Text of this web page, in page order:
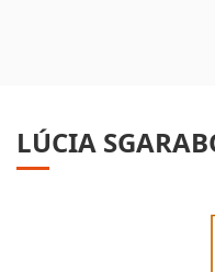
LÚCIA